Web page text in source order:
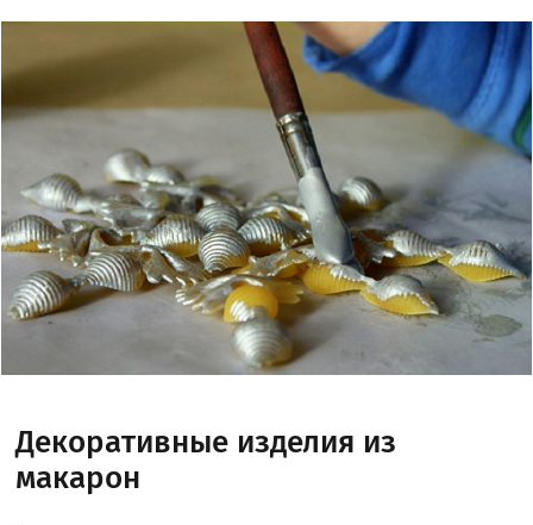
Декоративные изделия из
макарон